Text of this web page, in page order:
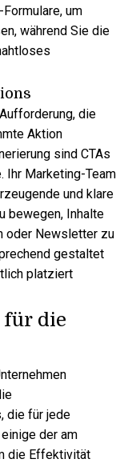
um
während Sie die
die
Aktion
sind CTAs
Ihr Marketing-Team
und klare
bewegen, Inhalte
oder Newsletter zu
gestaltet
platziert
die
, die für jede
der am
die Effektivität